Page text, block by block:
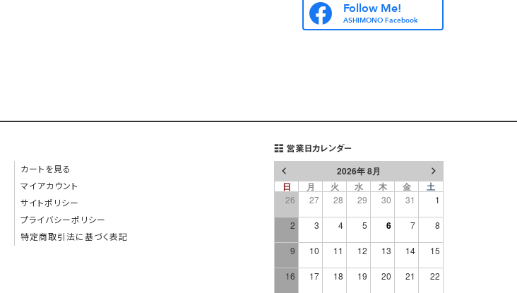
Follow Me!
ASHIMONO Facebook
営業日カレンダー
2026年 8月
日
月 火 水 木 金 土
26 27 28 29 30 31 1
2 3 4 5 6 7 8
9 10 11 12 13 14 15
16 17 18 19 20 21 22
カートを見る
マイアカウント
サイトポリシー
プライバシーポリシー
特定商取引法に基づく表記